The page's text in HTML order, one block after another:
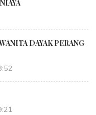
DAYAK PERANG